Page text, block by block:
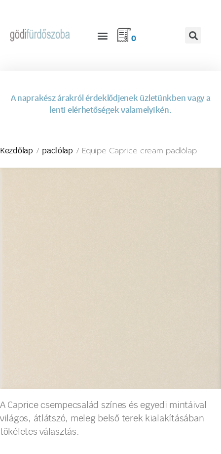
0
A naprakész árakról érdeklődjenek üzletünkben vagy a
lenti elérhetőségek valamelyikén.
Kezdőlap / padlólap / Equipe Caprice cream padlólap
A Caprice csempecsalád színes és egyedi mintáival
világos, átlátszó, meleg belső terek kialakításában
tökéletes választás.